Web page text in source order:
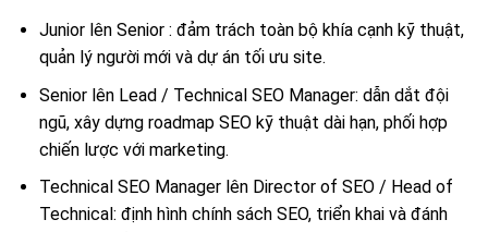
Junior lên Senior : đảm trách toàn bộ khía cạnh kỹ thuật,
quản lý người mới và dự án tối ưu site.
Senior lên Lead / Technical SEO Manager: dẫn dắt đội
ngũ, xây dựng roadmap SEO kỹ thuật dài hạn, phối hợp
chiến lược với marketing.
Technical SEO Manager lên Director of SEO / Head of
Technical: định hình chính sách SEO, triển khai và đánh